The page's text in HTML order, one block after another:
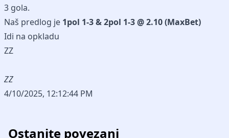
3 gola.
Naš predlog je 1pol 1-3 & 2pol 1-3 @ 2.10 (MaxBet)
Idi na opkladu
ZZ
ZZ
4/10/2025, 12:12:44 PM
Ostanite povezani